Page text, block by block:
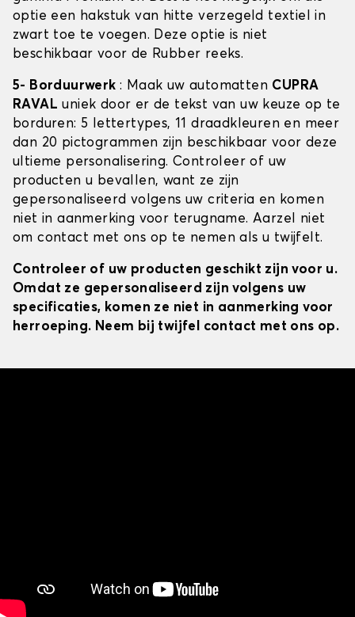
optie een hakstuk van hitte verzegeld textiel in
zwart toe te voegen. Deze optie is niet
beschikbaar voor de Rubber reeks.
5- Borduurwerk : Maak uw automatten CUPRA
RAVAL uniek door er de tekst van uw keuze op te
borduren: 5 lettertypes, 11 draadkleuren en meer
dan 20 pictogrammen zijn beschikbaar voor deze
ultieme personalisering. Controleer of uw
producten u bevallen, want ze zijn
gepersonaliseerd volgens uw criteria en komen
niet in aanmerking voor terugname. Aarzel niet
om contact met ons op te nemen als u twijfelt.
Controleer of uw producten geschikt zijn voor u.
Omdat ze gepersonaliseerd zijn volgens uw
specificaties, komen ze niet in aanmerking voor
herroeping. Neem bij twijfel contact met ons op.